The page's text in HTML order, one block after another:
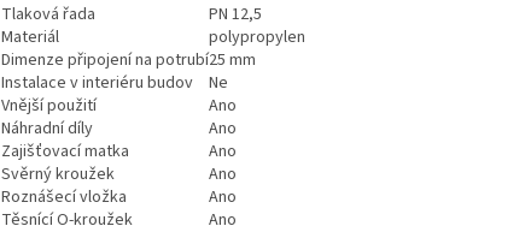
Tlaková řada
PN 12,5
Materiál
polypropylen
Dimenze připojení na potrubí25 mm
Instalace v interiéru budov
Ne
Vnější použití
Ano
Náhradní díly
Ano
Zajišťovací matka
Ano
Svěrný kroužek
Ano
Roznášecí vložka
Ano
Těsnící O-kroužek
Ano